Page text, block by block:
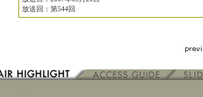
放送回：第544回